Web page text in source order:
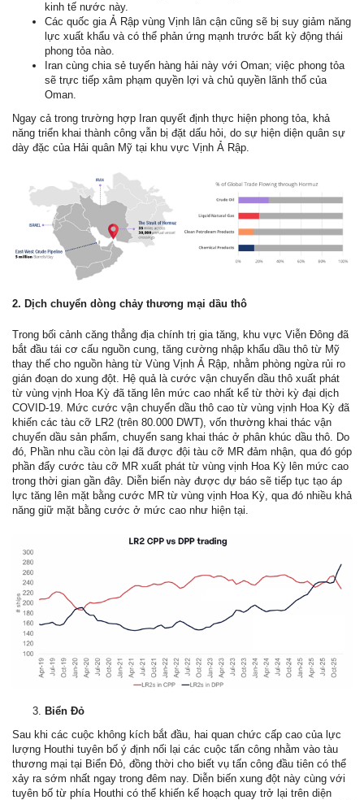
kinh tế nước này.
Các quốc gia Ả Rập vùng Vịnh lân cận cũng sẽ bị suy giảm năng
lực xuất khẩu và có thể phản ứng mạnh trước bất kỳ động thái
phong tỏa nào.
Iran cùng chia sẻ tuyến hàng hải này với Oman; việc phong tỏa
sẽ trực tiếp xâm phạm quyền lợi và chủ quyền lãnh thổ của
Oman.
Ngay cả trong trường hợp Iran quyết định thực hiện phong tỏa, khả
năng triển khai thành công vẫn bị đặt dấu hỏi, do sự hiện diện quân sự
dày đặc của Hải quân Mỹ tại khu vực Vịnh Ả Rập.
2. Dịch chuyển dòng chảy thương mại dầu thô
Trong bối cảnh căng thẳng địa chính trị gia tăng, khu vực Viễn Đông đã
bắt đầu tái cơ cấu nguồn cung, tăng cường nhập khẩu dầu thô từ Mỹ
thay thế cho nguồn hàng từ Vùng Vịnh Ả Rập, nhằm phòng ngừa rủi ro
gián đoạn do xung đột. Hệ quả là cước vận chuyển dầu thô xuất phát
từ vùng vịnh Hoa Kỳ đã tăng lên mức cao nhất kể từ thời kỳ đại dịch
COVID-19. Mức cước vận chuyển dầu thô cao từ vùng vịnh Hoa Kỳ đã
khiến các tàu cỡ LR2 (trên 80.000 DWT), vốn thường khai thác vận
chuyển dầu sản phẩm, chuyển sang khai thác ở phân khúc dầu thô. Do
đó, Phần nhu cầu còn lại đã được đội tàu cỡ MR đảm nhận, qua đó góp
phần đẩy cước tàu cỡ MR xuất phát từ vùng vịnh Hoa Kỳ lên mức cao
trong thời gian gần đây. Diễn biến này được dự báo sẽ tiếp tục tạo áp
lực tăng lên mặt bằng cước MR từ vùng vịnh Hoa Kỳ, qua đó nhiều khả
năng giữ mặt bằng cước ở mức cao như hiện tại.
Biển Đỏ
Sau khi các cuộc không kích bắt đầu, hai quan chức cấp cao của lực
lượng Houthi tuyên bố ý định nối lại các cuộc tấn công nhằm vào tàu
thương mại tại Biển Đỏ, đồng thời cho biết vụ tấn công đầu tiên có thể
xảy ra sớm nhất ngay trong đêm nay. Diễn biến xung đột này cùng với
tuyên bố từ phía Houthi có thể khiến kế hoạch quay trở lại trên diện